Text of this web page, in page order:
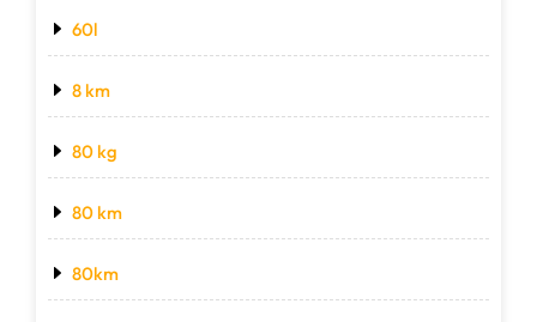
60l
8 km
80 kg
80 km
80km